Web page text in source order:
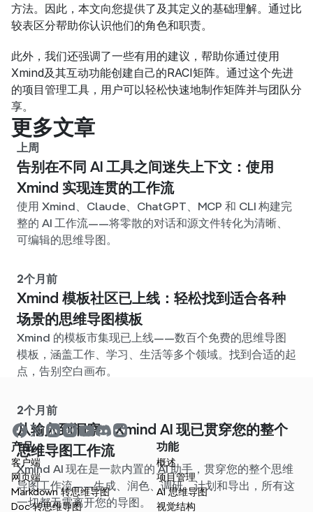
方法。因此，本文向您提供了及其定义的基础理解。通过比
较表区分帮助你认识他们的角色和职责。
此外，我们还强调了一些有用的建议，帮助你通过使用
Xmind及其互动功能创建自己的RACI矩阵。通过这个先进
的项目管理工具，用户可以轻松快速地制作矩阵并与团队分
享。
更多文章
上周
告别在不同 AI 工具之间迷失上下文：使用
Xmind 实现连贯的工作流
使用 Xmind、Claude、ChatGPT、MCP 和 CLI 构建完
整的 AI 工作流——将零散的对话和源文件转化为清晰、
可编辑的思维导图。
2个月前
Xmind 模板社区已上线：轻松找到适合各种
场景的思维导图模板
Xmind 的模板市集现已上线——数百个免费的思维导图
模板，涵盖工作、学习、生活等多个领域。找到合适的起
点，告别空白画布。
2个月前
从输入到洞察：Xmind AI 现已贯穿您的整个
思维导图工作流
Xmind AI 现在是一款内置的 AI 助手，贯穿您的整个思维
导图工作流——生成、润色、调研、计划和导出，所有这
一切都无需离开您的导图。
产品
客户端
网页端
Markdown 转思维导图
Doc 转思维导图
功能
概述
项目管理
AI 思维导图
视觉结构